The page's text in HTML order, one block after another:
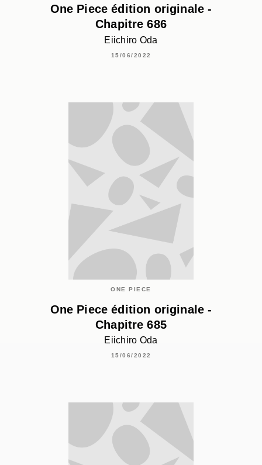
One Piece édition originale -
Chapitre 686
Eiichiro Oda
15/06/2022
ONE PIECE
One Piece édition originale -
Chapitre 685
Eiichiro Oda
15/06/2022